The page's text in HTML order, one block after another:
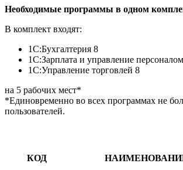
Необходимые программы в одном
В комплект входят:
1С:Бухгалтерия 8
1С:Зарплата и управление
1С:Управление торговлей 8
на 5 рабочих мест*
*Единовременно во всех программах не
пользователей.
КОД